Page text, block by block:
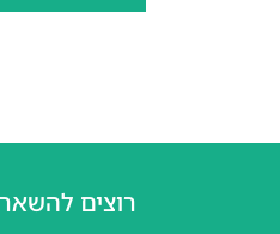
רוצים